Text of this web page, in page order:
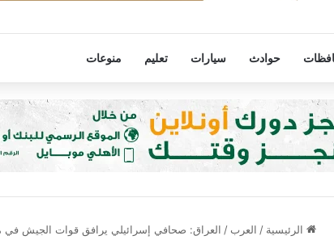
حوادث سيارات تعليم منوعات
الرئيسية / العرب / العراق: صحافي إسرائيلي يرافق قوات الجيش في